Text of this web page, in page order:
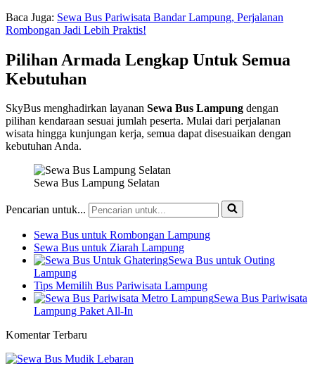
Baca Juga: Sewa Bus Pariwisata Bandar Lampung, Perjalanan
Rombongan Jadi Lebih Praktis!
Pilihan Armada Lengkap Untuk Semua
Kebutuhan
SkyBus menghadirkan layanan Sewa Bus Lampung dengan
pilihan kendaraan sesuai jumlah peserta. Mulai dari perjalanan
wisata hingga kunjungan kerja, semua dapat disesuaikan dengan
kebutuhan Anda.
Sewa Bus Lampung Selatan
Pencarian untuk...
Sewa Bus untuk Rombongan Lampung
Sewa Bus untuk Ziarah Lampung
Sewa Bus untuk Outing
Lampung
Tips Memilih Bus Pariwisata Lampung
Sewa Bus Pariwisata
Lampung Paket All-In
Komentar Terbaru